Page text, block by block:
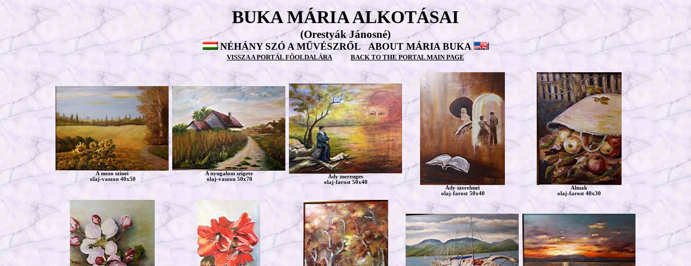
BUKA MÁRIA ALKOTÁSAI
(Orestyák Jánosné)
NÉHÁNY SZÓ A MŰVÉSZRŐL ABOUT MÁRIA BUKA
VISSZA A PORTÁL FŐOLDALÁRA BACK TO THE PORTAL MAIN PAGE
A mezo szinei
olaj-vaszon 40x50
A nyugalom szigete
olaj-vaszon 50x70
Ady merenges
olaj-farost 50x40
Ady szerelmei
olaj-farost 50x40
Almak
olaj-farost 40x30